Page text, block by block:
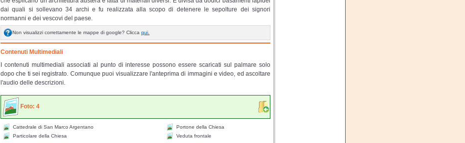
dai quali si sollevano 34 archi e fu realizzata alla scopo di detenere le sepolture dei signori
normanni e dei vescovi del paese.
Non visualizzi correttamente le mappe di google? Clicca qui.
Contenuti Multimediali
I contenuti multimediali associati al punto di interesse possono essere scaricati sul palmare solo
dopo che ti sei registrato. Comunque puoi visualizzare l'anteprima di immagini e video, ed ascoltare
l'audio delle descrizioni.
Foto: 4
Cattedrale di San Marco Argentano
Portone della Chiesa
Particolare della Chiesa
Veduta frontale